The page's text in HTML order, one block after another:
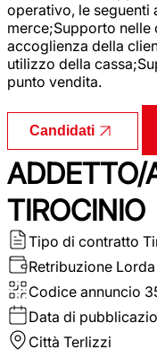
operativo, le seguenti
merce;Supporto nelle
accoglienza della
utilizzo della
punto vendita.
Candidati
ADDETTO/
TIROCINIO
Tipo di contratto
Retribuzione Lorda
Codice annuncio
Data di
Città Terlizzi